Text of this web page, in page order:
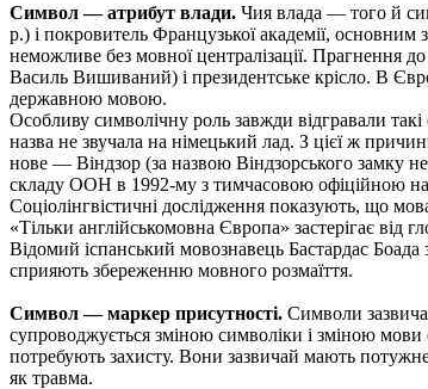
Символ — атрибут влади. Чия влада — того й
р.) і покровитель Французької академії,
неможливе без мовної централізації. Прагнення
Василь Вишиваний) і президентське крісло. В
державною мовою.
Особливу символічну роль завжди відгравали
назва не звучала на німецький лад. З цієї ж
нове — Віндзор (за назвою Віндзорського замку
складу ООН в 1992-му з тимчасовою офіційною
Соціолінгвістичні дослідження показують, що
«Тільки англійськомовна Європа» застерігає від
Відомий іспанський мовознавець Бастардас
сприяють збереженню мовного розмаїття.
Символ — маркер присутності. Символи
супроводжується зміною символіки і зміною
потребують захисту. Вони зазвичай мають
як травма.